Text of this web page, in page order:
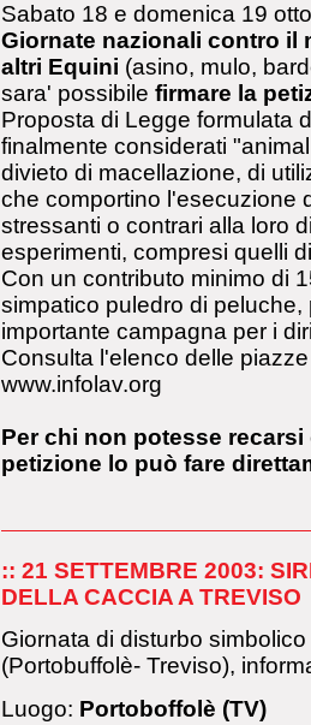
Sabato 18 e domenica 19
Giornate nazionali contro il
altri Equini (asino, mulo,
sara' possibile firmare la
Proposta di Legge formulata
finalmente considerati
divieto di macellazione, di
che comportino l'esecuzione
stressanti o contrari alla loro
esperimenti, compresi quelli
Con un contributo minimo di
simpatico puledro di
importante campagna per i
Consulta l'elenco delle
www.infolav.org
Per chi non potesse
petizione lo può fare
:: 21 SETTEMBRE 2003:
DELLA CACCIA A TREVISO
Giornata di disturbo
(Portobuffolè- Treviso),
Luogo: Portoboffolè (TV)